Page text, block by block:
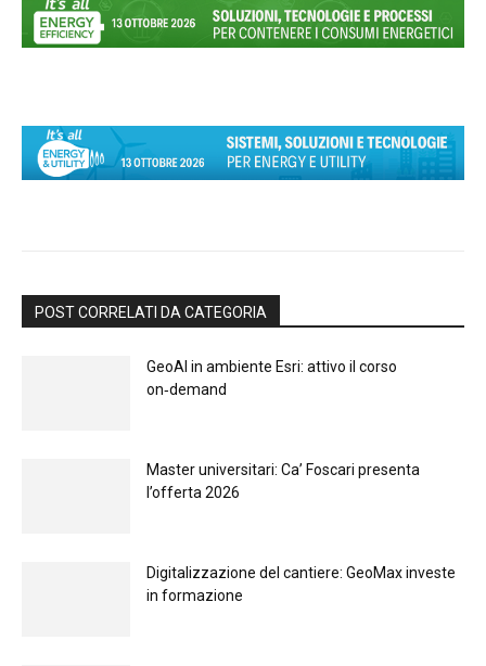
POST CORRELATI DA CATEGORIA
GeoAI in ambiente Esri: attivo il corso
on‑demand
Master universitari: Ca’ Foscari presenta
l’offerta 2026
Digitalizzazione del cantiere: GeoMax investe
in formazione